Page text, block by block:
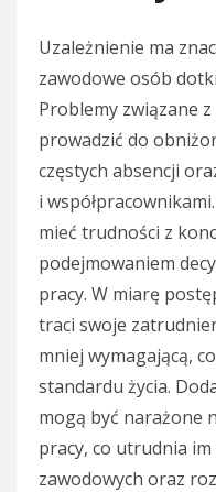
Uzależnienie ma
zawodowe osób
Problemy związane
prowadzić do
częstych absencji
i
mieć trudności z
podejmowaniem
pracy. W miarę
traci swoje
mniej wymagającą,
standardu życia.
mogą być narażone
pracy, co utrudnia
zawodowych oraz